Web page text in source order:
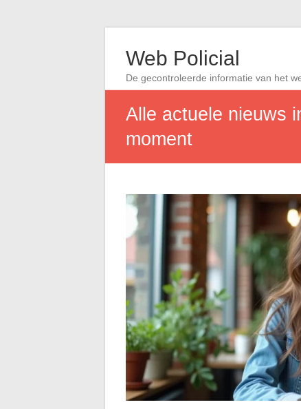
Web Policial
De gecontroleerde informatie van het
Alle actuele nieuws
moment